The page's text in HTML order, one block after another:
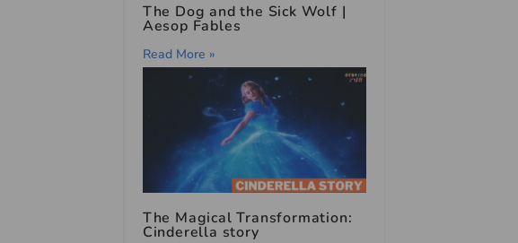
The Dog and the Sick Wolf |
Aesop Fables
Read More »
The Magical Transformation:
Cinderella story